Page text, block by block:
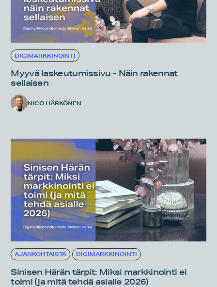
DIGIMARKKINOINTI
Myyvä laskeutumissivu - Näin rakennat
sellaisen
NICO HÄRKÖNEN
AJANKOHTAISTA DIGIMARKKINOINTI
Sinisen Härän tärpit: Miksi markkinointi ei
toimi (ja mitä tehdä asialle 2026)